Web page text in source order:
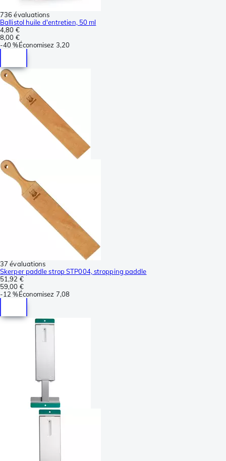
736 évaluations
Ballistol huile d'entretien, 50 ml
4,80 €
8,00 €
-40 %Économisez 3,20
37 évaluations
Skerper paddle strop STP004, stropping paddle
51,92 €
59,00 €
-12 %Économisez 7,08